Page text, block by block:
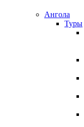
Ангола
Туры